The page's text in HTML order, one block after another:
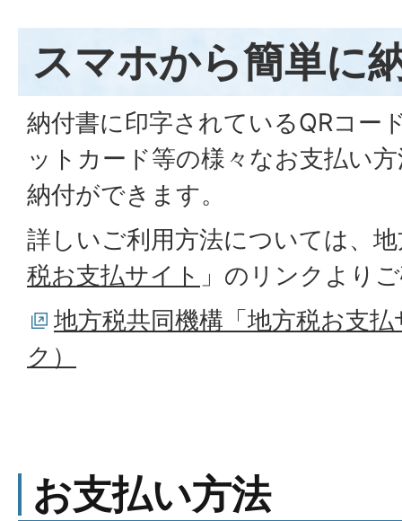
スマホから簡単に
納付書に印字されているQRコー
ットカード等の様々なお支払い
納付ができます。
詳しいご利用方法については、
税お支払サイト 」のリンクより
地方税共同機構「地方税お支
ク）
お支払い方法